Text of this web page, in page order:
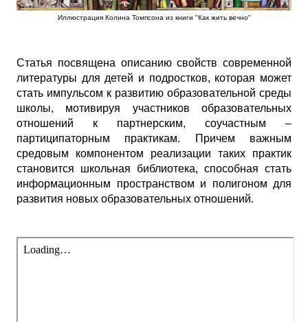
Иллюстрация Колина Томпсона из книги "Как жить вечно"
Статья посвящена описанию свойств современной
литературы для детей и подростков, которая может
стать импульсом к развитию образовательной среды
школы, мотивируя участников образовательных
отношений к партнерским, соучастным –
партиципаторным практикам. Причем важным
средовым компонентом реализации таких практик
становится школьная библиотека, способная стать
информационным пространством и полигоном для
развития новых образовательных отношений.